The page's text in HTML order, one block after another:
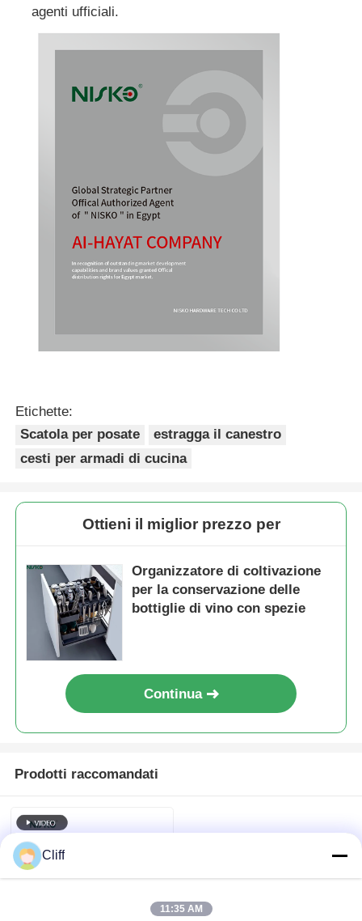
agenti ufficiali.
Etichette:
Scatola per posate
estragga il canestro
cesti per armadi di cucina
Ottieni il miglior prezzo per
Organizzatore di coltivazione
per la conservazione delle
bottiglie di vino con spezie
Continua
Prodotti raccomandati
Cliff
11:35 AM